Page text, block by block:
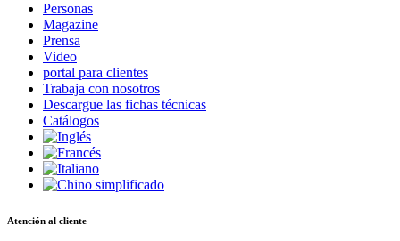
Personas
Magazine
Prensa
Video
portal para clientes
Trabaja con nosotros
Descargue las fichas técnicas
Catálogos
Atención al cliente